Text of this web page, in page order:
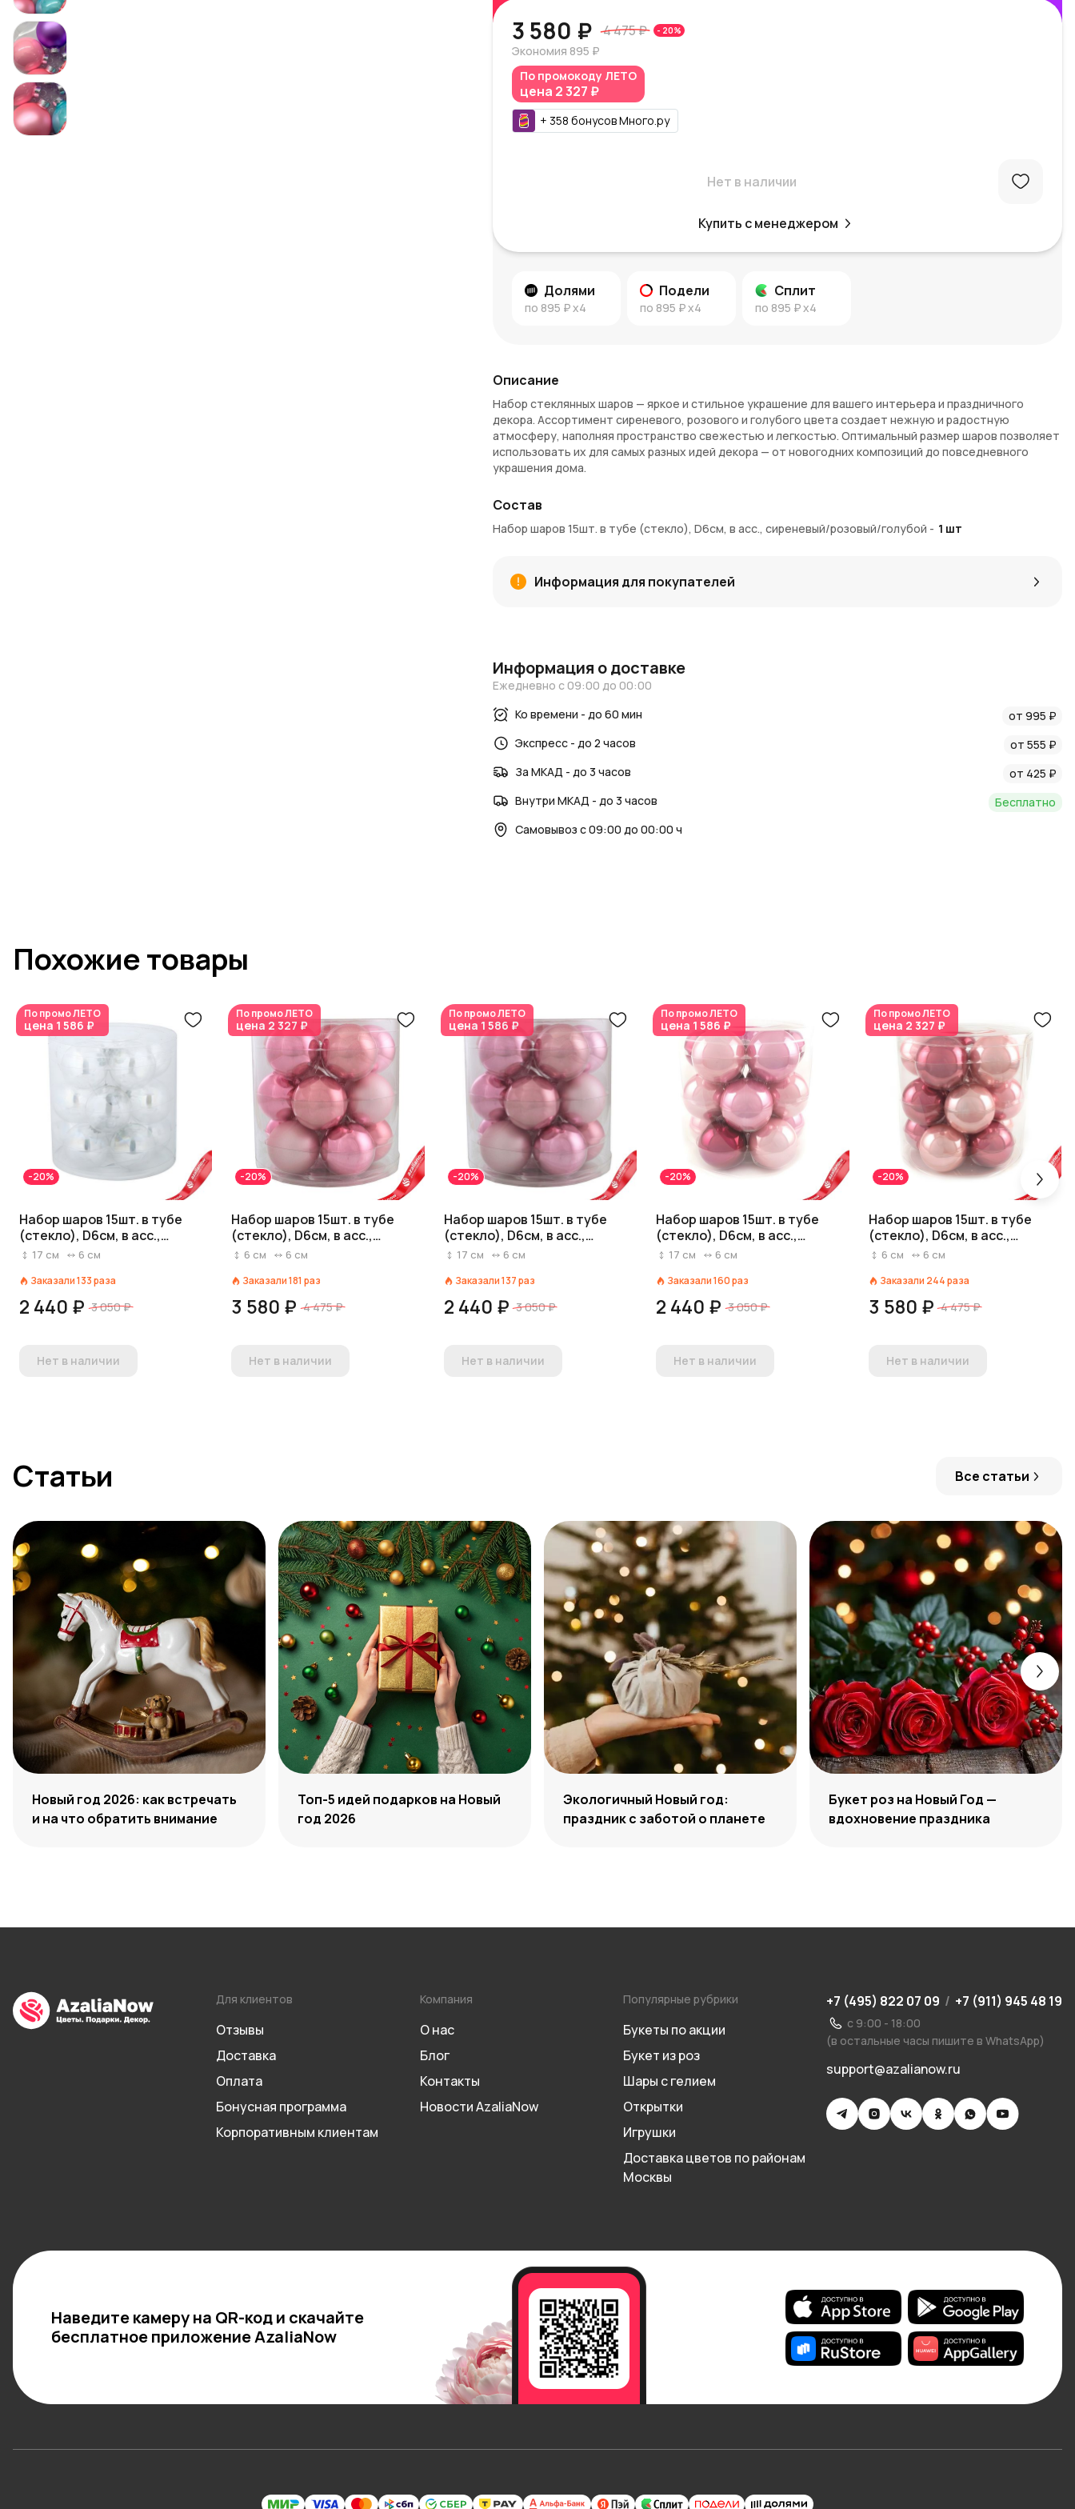
3 580 ₽ 4 475 ₽ - 20%
Экономия 895 ₽
По промокоду ЛЕТО
цена 2 327 ₽
+ 358 бонусовМного.ру
Нет в наличии
Купить с менеджером
Долями
по 895 ₽x4
Подели
по 895 ₽x4
Сплит
по 895 ₽x4
Описание
Набор стеклянных шаров — яркое и стильное украшение для вашего интерьера и праздничного
декора. Ассортимент сиреневого, розового и голубого цвета создает нежную и радостную
атмосферу, наполняя пространство свежестью и легкостью. Оптимальный размер шаров позволяет
использовать их для самых разных идей декора — от новогодних композиций до повседневного
украшения дома.
В комплекте 15 шаров диаметром 6 см
Ассортимент нежных оттенков: сиреневого, розового и голубого
Универсальный размер для различных декоративных решений
Подходят для праздников и повседневного интерьера
Москве и Московской области. При покупке начисляются
использовать для выгодных последующих заказов.
Полезные ссылки:
–Новости AzaliaNow–Блог о декоре и флористике
AzaliaNow обеспечивает
Состав
Набор шаров 15шт. в тубе (стекло), D6см, в асс., сиреневый/розовый/голубой - 1 шт
Информация для покупателей
Информация о доставке
Ежедневно с 09:00 до 00:00
Ко времени - до 60 мин
от 995 ₽
Экспресс - до 2 часов
от 555 ₽
За МКАД - до 3 часов
от 425 ₽
Внутри МКАД - до 3 часов
Бесплатно
Самовывоз с 09:00 до 00:00 ч
Похожие товары
По промоЛЕТО
цена 1 586 ₽
-20%
Набор шаров 15шт. в тубе
(стекло), D6см, в асс.,
прозрачный
17 см 6 см
Заказали133раза
2 440 ₽ 3 050 ₽
Нет в наличии
По промоЛЕТО
цена 2 327 ₽
-20%
Набор шаров 15шт. в тубе
(стекло), D6см, в асс.,
розовый
6 см 6 см
Заказали181 раз
3 580 ₽ 4 475 ₽
Нет в наличии
По промоЛЕТО
цена 1 586 ₽
-20%
Набор шаров 15шт. в тубе
(стекло), D6см, в асс.,
розовый, вид 1
17 см 6 см
Заказали137раз
2 440 ₽ 3 050 ₽
Нет в наличии
По промоЛЕТО
цена 1 586 ₽
-20%
Набор шаров 15шт. в тубе
(стекло), D6см, в асс.,
розовый, вид 2
17 см 6 см
Заказали160раз
2 440 ₽ 3 050 ₽
Нет в наличии
По промоЛЕТО
цена 2 327 ₽
-20%
Набор шаров 15шт. в тубе
(стекло), D6см, в асс.,
розовый, вид 3
6 см 6 см
Заказали 244раза
3 580 ₽ 4 475 ₽
Нет в наличии
Статьи Все статьи
Новый год 2026: как встречать
и на что обратить внимание
Топ-5 идей подарков на Новый
год 2026
Экологичный Новый год:
праздник с заботой о планете
Букет роз на Новый Год —
вдохновение праздника
Для клиентов
Отзывы
Доставка
Оплата
Бонусная программа
Корпоративным клиентам
Компания
О нас
Блог
Контакты
Новости AzaliaNow
Популярные рубрики
Букеты по акции
Букет из роз
Шары с гелием
Открытки
Игрушки
Доставка цветов по районам
Москвы
+7 (495) 822 07 09 / +7 (911) 945 48 19
с 9:00 - 18:00
(в остальные часы пишите в WhatsApp)
support@azalianow.ru
Наведите камеру на QR-код и скачайте
бесплатное приложение AzaliaNow